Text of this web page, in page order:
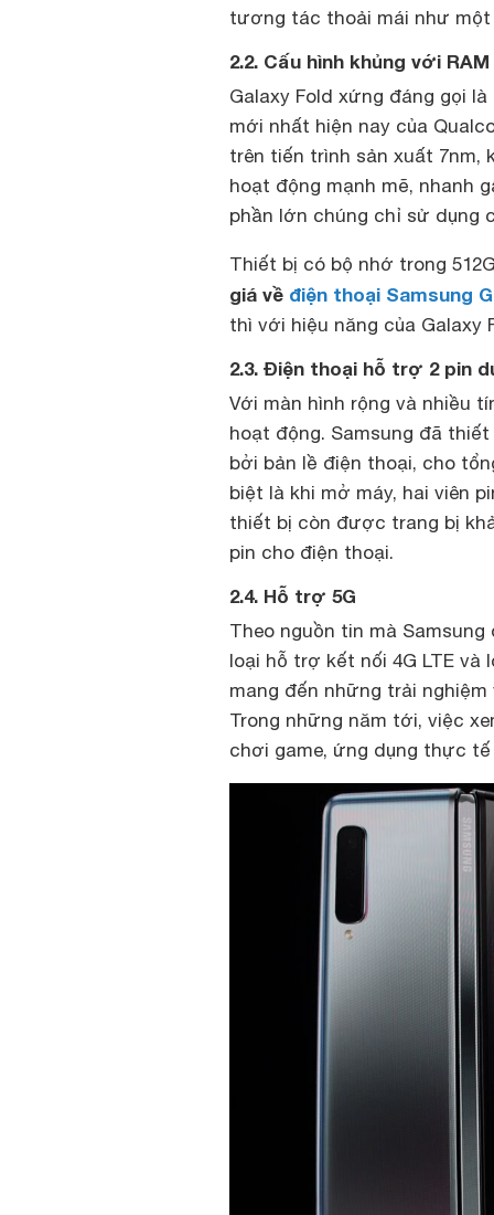
tương tác thoải mái như
2.2. Cấu hình khủng với RAM
Galaxy Fold xứng đáng gọi
mới nhất hiện nay của
trên tiến trình sản xuất 7nm,
hoạt động mạnh mẽ, nhanh
phần lớn chúng chỉ sử dụng
Thiết bị có bộ nhớ trong
giá về điện thoại Samsung
thì với hiệu năng của Galaxy
2.3. Điện thoại hỗ trợ 2 pin
Với màn hình rộng và nhiều
hoạt động. Samsung đã
bởi bản lề điện thoại, cho
biệt là khi mở máy, hai viên
thiết bị còn được trang bị
pin cho điện thoại.
2.4. Hỗ trợ 5G
Theo nguồn tin mà
loại hỗ trợ kết nối 4G LTE
mang đến những trải
Trong những năm tới, việc
chơi game, ứng dụng thực